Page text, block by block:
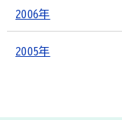
2006年
2005年